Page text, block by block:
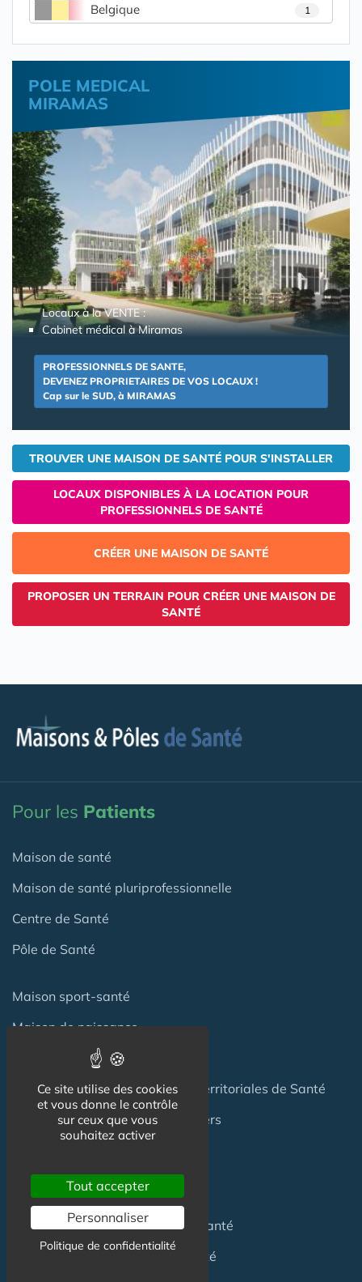
Belgique 1
POLE MEDICAL
MIRAMAS
Locaux à la VENTE :
Cabinet médical à Miramas
PROFESSIONNELS DE SANTE,
DEVENEZ PROPRIETAIRES DE VOS LOCAUX !
Cap sur le SUD, à MIRAMAS
TROUVER UNE MAISON DE SANTÉ POUR S'INSTALLER
LOCAUX DISPONIBLES À LA LOCATION POUR
PROFESSIONNELS DE SANTÉ
CRÉER UNE MAISON DE SANTÉ
PROPOSER UN TERRAIN POUR CRÉER UNE MAISON DE
SANTÉ
Pour les Patients
Maison de santé
Maison de santé pluriprofessionnelle
Centre de Santé
Pôle de Santé
Maison sport-santé
Maison de naissance
Centre de Soins et de Prévention
Communauté Professionnelles Territoriales de Santé
Hotel Patient & Hôtels Hospitaliers
Pour lesProfessionnels
Location locauxen Maison de Santé
Achat locaux
en Maison de Santé
Ce site utilise des cookies
et vous donne le contrôle
sur ceux que vous
souhaitez activer
Tout accepter
Personnaliser
Politique de confidentialité